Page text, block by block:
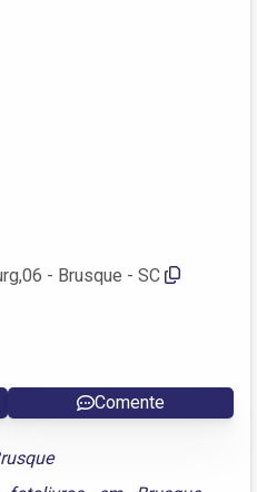
- Brusque - SC
Comente